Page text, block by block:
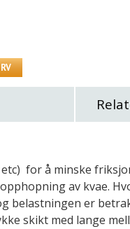
for å minske
av kvae.
belastningen er
skikt med lange